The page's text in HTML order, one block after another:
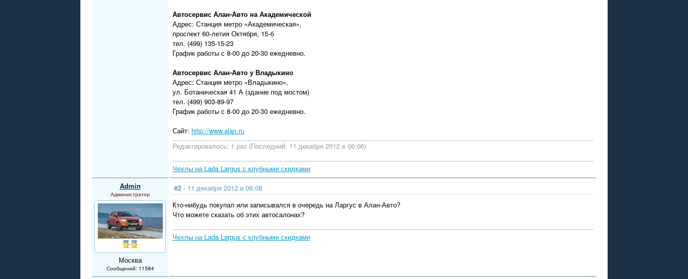
Автосервис Алан-Авто на Академической
Адрес: Станция метро «Академическая»,
проспект 60-летия Октября, 15-б
тел. (499) 135-15-23
График работы с 8-00 до 20-30 ежедневно.
Автосервис Алан-Авто у Владыкино
Адрес: Станция метро «Владыкино»,
ул. Ботаническая 41 А (здание под мостом)
тел. (499) 903-89-97
График работы с 8-00 до 20-30 ежедневно.
Сайт: http://www.alan.ru
Редактировалось: 1 раз (Последний: 11 декабря 2012 в 06:06)
Чехлы на Lada Largus с клубными скидками
Admin
Администратор
Москва
Сообщений: 11584
#2 - 11 декабря 2012 в 06:08
Кто-нибудь покупал или записывался в очередь на Ларгус в Алан-Авто?
Что можете сказать об этих автосалонах?
Чехлы на Lada Largus с клубными скидками